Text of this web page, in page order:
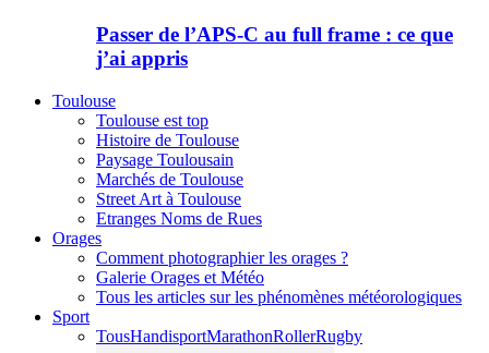
Passer de l’APS-C au full frame : ce que
j’ai appris
Toulouse
Toulouse est top
Histoire de Toulouse
Paysage Toulousain
Marchés de Toulouse
Street Art à Toulouse
Etranges Noms de Rues
Orages
Comment photographier les orages ?
Galerie Orages et Météo
Tous les articles sur les phénomènes météorologiques
Sport
TousHandisportMarathonRollerRugby